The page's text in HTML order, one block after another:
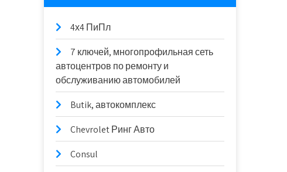
4х4 ПиПл
7 ключей, многопрофильная сеть
автоцентров по ремонту и
обслуживанию автомобилей
Butik, автокомплекс
Chevrolet Ринг Авто
Consul